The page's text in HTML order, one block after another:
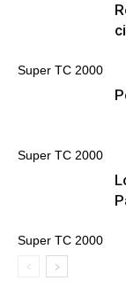
Super TC 2000
Super TC 2000
Super TC 2000